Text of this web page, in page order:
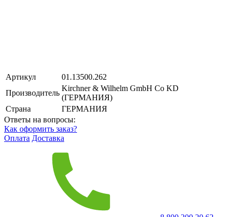
Артикул
01.13500.262
Производитель
Kirchner & Wilhelm GmbH Co KD
(ГЕРМАНИЯ)
Страна
ГЕРМАНИЯ
Ответы на вопросы:
Как оформить заказ?
Оплата Доставка